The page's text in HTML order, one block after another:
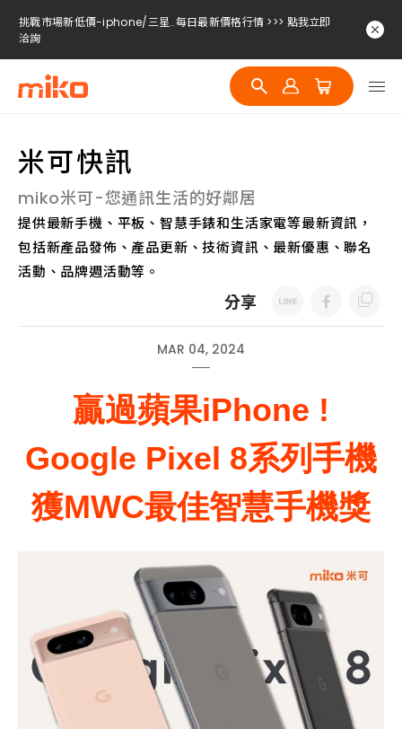
挑戰市場新低價-iphone/三星..每日最新價格行情 >>> 點我立即
洽詢
挑戰市場新低價-iphone/三星..每日最新價格行情 >>> 點我立即
洽詢
挑戰市場新低價-iphone/三星..每日最新價格行情 >>> 點我立即
米可快訊
miko米可-您通訊生活的好鄰居
提供最新手機、平板、智慧手錶和生活家電等最新資訊，
包括新產品發佈、產品更新、技術資訊、最新優惠、聯名
活動、品牌週活動等。
分享
MAR 04, 2024
贏過蘋果iPhone !
Google Pixel 8系列手機
獲MWC最佳智慧手機獎